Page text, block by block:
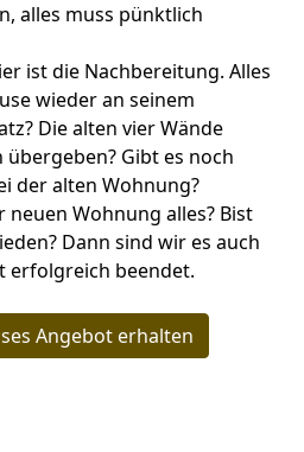
alles muss pünktlich
ist die Nachbereitung. Alles
wieder an seinem
Die alten vier Wände
Gibt es noch
der alten Wohnung?
Wohnung alles? Bist
Dann sind wir es auch
erfolgreich beendet.
Angebot erhalten